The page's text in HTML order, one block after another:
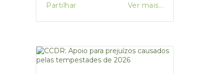
de gás. O primeiro-ministro Luís
aumento da comparticipação de
15 para 25 euros durante os
Partilhar Ver mais...